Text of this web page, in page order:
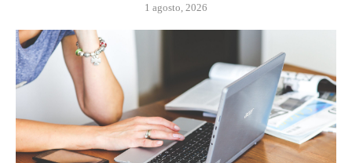
1 agosto, 2026